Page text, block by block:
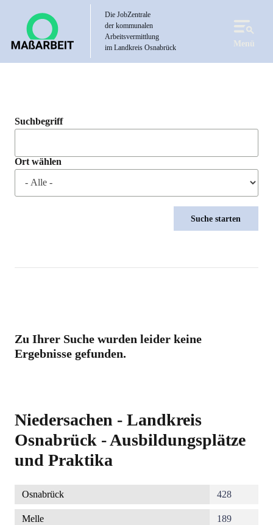
Die JobZentrale
der kommunalen
Arbeitsvermittlung
im Landkreis Osnabrück
Menü
Suchbegriff
Ort wählen
Zu Ihrer Suche wurden leider keine
Ergebnisse gefunden.
Niedersachen - Landkreis
Osnabrück - Ausbildungsplätze
und Praktika
Osnabrück 428
Melle 189